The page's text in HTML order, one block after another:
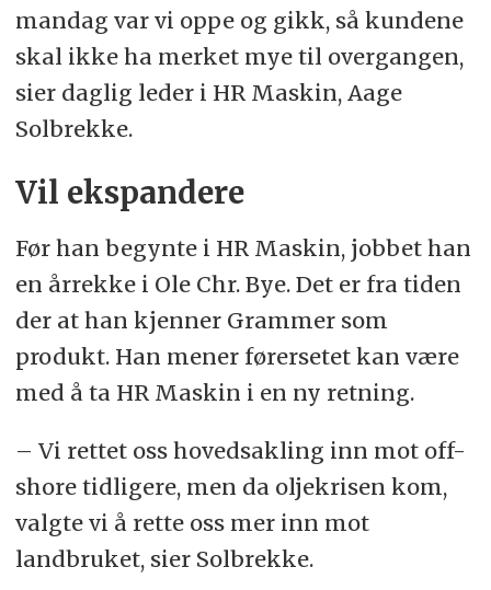
mandag var vi oppe og gikk, så kundene
skal ikke ha merket mye til overgangen,
sier daglig leder i HR Maskin, Aage
Solbrekke.
Vil ekspandere
Før han begynte i HR Maskin, jobbet han
en årrekke i Ole Chr. Bye. Det er fra tiden
der at han kjenner Grammer som
produkt. Han mener førersetet kan være
med å ta HR Maskin i en ny retning.
– Vi rettet oss hovedsakling inn mot off-
shore tidligere, men da oljekrisen kom,
valgte vi å rette oss mer inn mot
landbruket, sier Solbrekke.